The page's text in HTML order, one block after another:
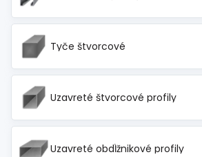
Tyče štvorcové
Uzavreté štvorcové profily
Uzavreté obdĺžnikové profily